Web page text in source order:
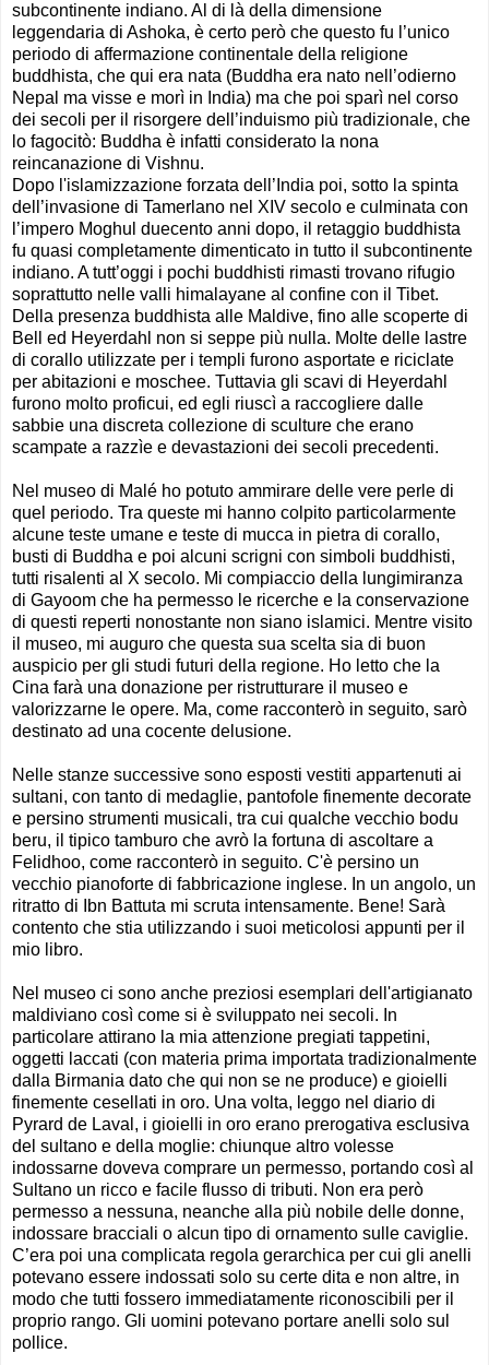
subcontinente indiano. Al di là della dimensione
leggendaria di Ashoka, è certo però che questo fu l’unico
periodo di affermazione continentale della religione
buddhista, che qui era nata (Buddha era nato nell’odierno
Nepal ma visse e morì in India) ma che poi sparì nel corso
dei secoli per il risorgere dell’induismo più tradizionale, che
lo fagocitò: Buddha è infatti considerato la nona
reincanazione di Vishnu.
Dopo l'islamizzazione forzata dell’India poi, sotto la spinta
dell’invasione di Tamerlano nel XIV secolo e culminata con
l’impero Moghul duecento anni dopo, il retaggio buddhista
fu quasi completamente dimenticato in tutto il subcontinente
indiano. A tutt’oggi i pochi buddhisti rimasti trovano rifugio
soprattutto nelle valli himalayane al confine con il Tibet.
Della presenza buddhista alle Maldive, fino alle scoperte di
Bell ed Heyerdahl non si seppe più nulla. Molte delle lastre
di corallo utilizzate per i templi furono asportate e riciclate
per abitazioni e moschee. Tuttavia gli scavi di Heyerdahl
furono molto proficui, ed egli riuscì a raccogliere dalle
sabbie una discreta collezione di sculture che erano
scampate a razzìe e devastazioni dei secoli precedenti.
Nel museo di Malé ho potuto ammirare delle vere perle di
quel periodo. Tra queste mi hanno colpito particolarmente
alcune teste umane e teste di mucca in pietra di corallo,
busti di Buddha e poi alcuni scrigni con simboli buddhisti,
tutti risalenti al X secolo. Mi compiaccio della lungimiranza
di Gayoom che ha permesso le ricerche e la conservazione
di questi reperti nonostante non siano islamici. Mentre visito
il museo, mi auguro che questa sua scelta sia di buon
auspicio per gli studi futuri della regione. Ho letto che la
Cina farà una donazione per ristrutturare il museo e
valorizzarne le opere. Ma, come racconterò in seguito, sarò
destinato ad una cocente delusione.
Nelle stanze successive sono esposti vestiti appartenuti ai
sultani, con tanto di medaglie, pantofole finemente decorate
e persino strumenti musicali, tra cui qualche vecchio bodu
beru, il tipico tamburo che avrò la fortuna di ascoltare a
Felidhoo, come racconterò in seguito. C'è persino un
vecchio pianoforte di fabbricazione inglese. In un angolo, un
ritratto di Ibn Battuta mi scruta intensamente. Bene! Sarà
contento che stia utilizzando i suoi meticolosi appunti per il
mio libro.
Nel museo ci sono anche preziosi esemplari dell'artigianato
maldiviano così come si è sviluppato nei secoli. In
particolare attirano la mia attenzione pregiati tappetini,
oggetti laccati (con materia prima importata tradizionalmente
dalla Birmania dato che qui non se ne produce) e gioielli
finemente cesellati in oro. Una volta, leggo nel diario di
Pyrard de Laval, i gioielli in oro erano prerogativa esclusiva
del sultano e della moglie: chiunque altro volesse
indossarne doveva comprare un permesso, portando così al
Sultano un ricco e facile flusso di tributi. Non era però
permesso a nessuna, neanche alla più nobile delle donne,
indossare bracciali o alcun tipo di ornamento sulle caviglie.
C’era poi una complicata regola gerarchica per cui gli anelli
potevano essere indossati solo su certe dita e non altre, in
modo che tutti fossero immediatamente riconoscibili per il
proprio rango. Gli uomini potevano portare anelli solo sul
pollice.